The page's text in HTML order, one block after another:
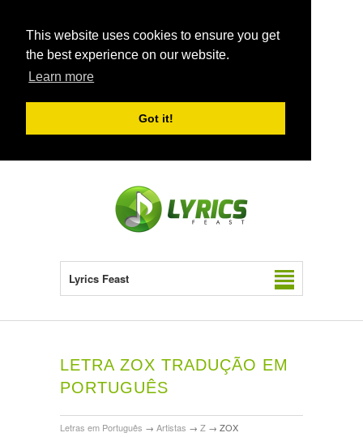
This website uses cookies to ensure you get
the best experience on our website.
Learn more
Got it!
Lyrics Feast
LETRA ZOX TRADUÇÃO EM
PORTUGUÊS
Letras em Português → Artistas → Z → ZOX